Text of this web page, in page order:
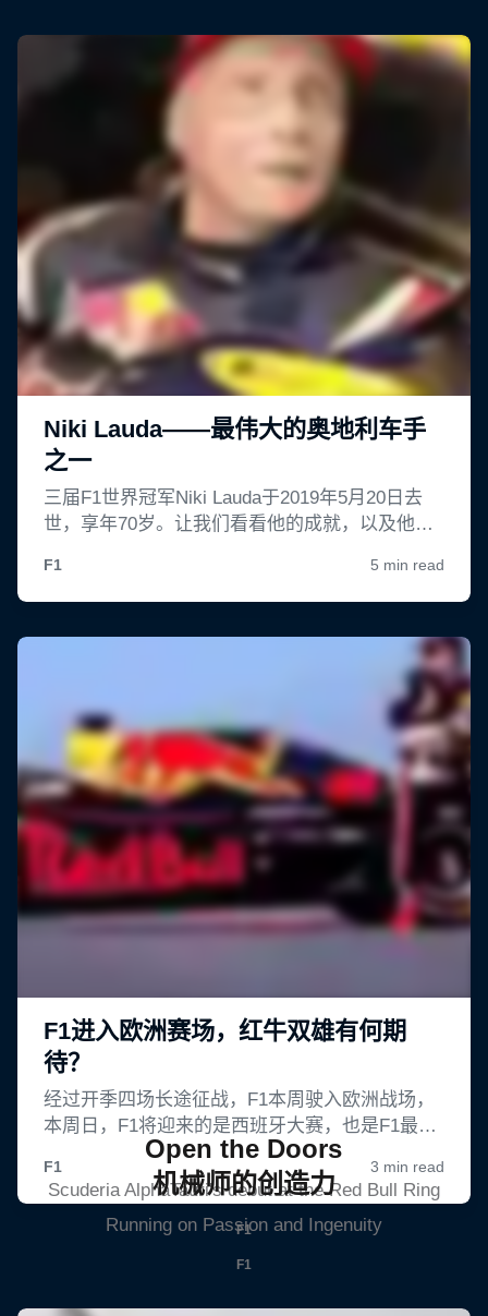
Open the Doors
Scuderia AlphaTauri's debut at the Red Bull Ring
F1
机械师的创造力
Running on Passion and Ingenuity
F1